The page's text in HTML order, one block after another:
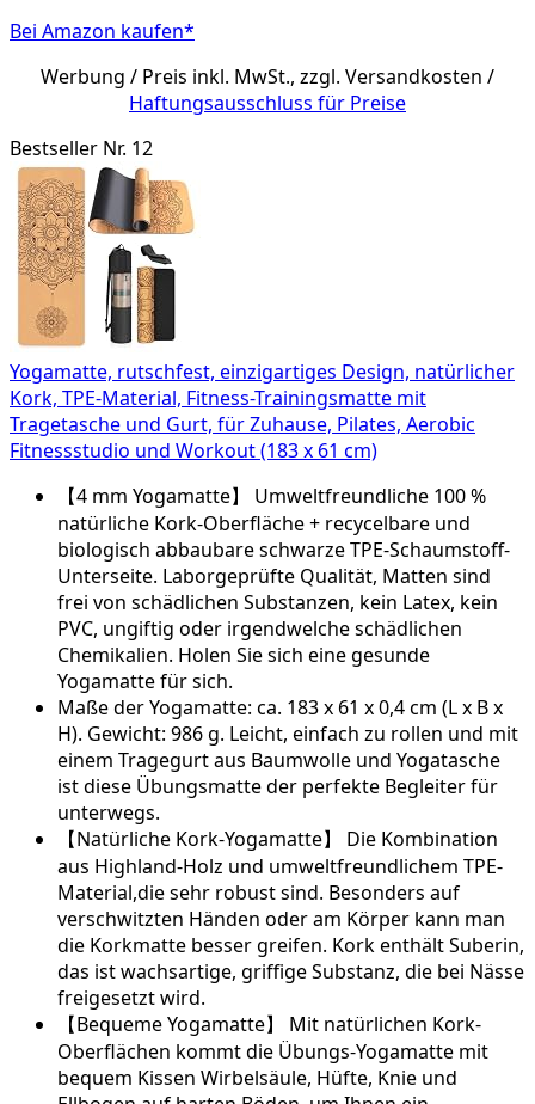
Bei Amazon kaufen*
Werbung / Preis inkl. MwSt., zzgl. Versandkosten /
Haftungsausschluss für Preise
Bestseller Nr. 12
Yogamatte, rutschfest, einzigartiges Design, natürlicher
Kork, TPE-Material, Fitness-Trainingsmatte mit
Tragetasche und Gurt, für Zuhause, Pilates, Aerobic
Fitnessstudio und Workout (183 x 61 cm)
【4 mm Yogamatte】 Umweltfreundliche 100 %
natürliche Kork-Oberfläche + recycelbare und
biologisch abbaubare schwarze TPE-Schaumstoff-
Unterseite. Laborgeprüfte Qualität, Matten sind
frei von schädlichen Substanzen, kein Latex, kein
PVC, ungiftig oder irgendwelche schädlichen
Chemikalien. Holen Sie sich eine gesunde
Yogamatte für sich.
Maße der Yogamatte: ca. 183 x 61 x 0,4 cm (L x B x
H). Gewicht: 986 g. Leicht, einfach zu rollen und mit
einem Tragegurt aus Baumwolle und Yogatasche
ist diese Übungsmatte der perfekte Begleiter für
unterwegs.
【Natürliche Kork-Yogamatte】 Die Kombination
aus Highland-Holz und umweltfreundlichem TPE-
Material,die sehr robust sind. Besonders auf
verschwitzten Händen oder am Körper kann man
die Korkmatte besser greifen. Kork enthält Suberin,
das ist wachsartige, griffige Substanz, die bei Nässe
freigesetzt wird.
【Bequeme Yogamatte】 Mit natürlichen Kork-
Oberflächen kommt die Übungs-Yogamatte mit
bequem Kissen Wirbelsäule, Hüfte, Knie und